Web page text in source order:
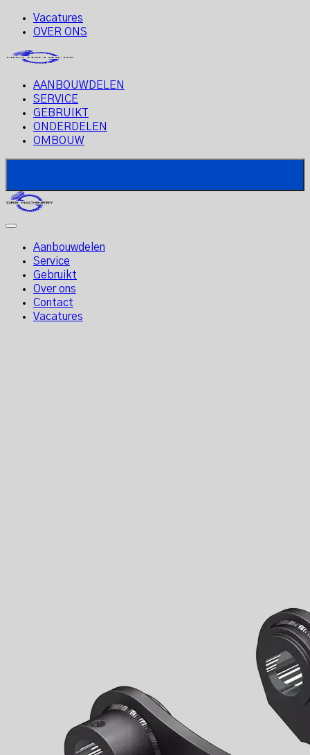
Vacatures
OVER ONS
AANBOUWDELEN
SERVICE
GEBRUIKT
ONDERDELEN
OMBOUW
Aanbouwdelen
Service
Gebruikt
Over ons
Contact
Vacatures